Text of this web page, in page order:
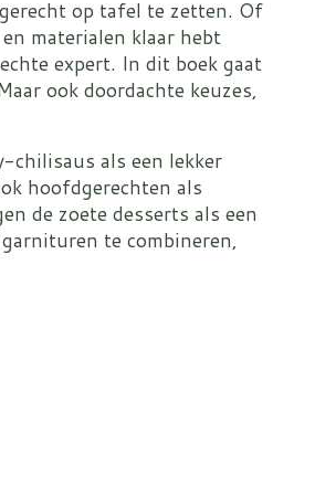
op tafel te zetten. Of
materialen klaar hebt
expert. In dit boek gaat
ook doordachte keuzes,
chilisaus als een lekker
hoofdgerechten als
de zoete desserts als een
te combineren,